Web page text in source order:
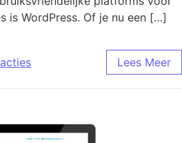
is WordPress. Of je nu een […]
Lees Meer